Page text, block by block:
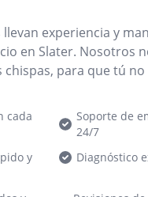
llevan experiencia y
en Slater. Nosotros
chispas, para que tú
cada
Soporte de
24/7
y
Diagnóstico